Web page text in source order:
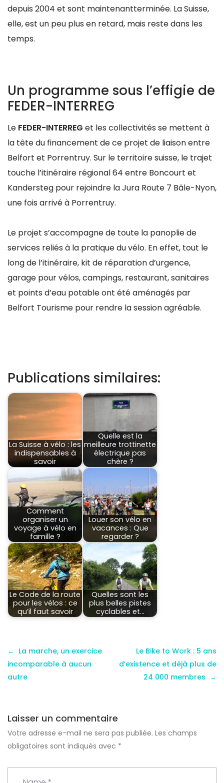
depuis 2004 et sont maintenantterminée. La Suisse,
elle, est un peu plus en retard, mais reste dans les
temps.
Un programme sous l’effigie de
FEDER-INTERREG
Le FEDER-INTERREG et les collectivités se mettent à
la tête du financement de ce projet de liaison entre
Belfort et Porrentruy. Sur le territoire suisse, le trajet
touche l’itinéraire régional 64 entre Boncourt et
Kandersteg pour rejoindre la Jura Route 7 Bâle-Nyon,
une fois arrivé à Porrentruy.
Le projet s’accompagne de toute la panoplie de
services reliés à la pratique du vélo. En effet, tout le
long de l’itinéraire, kit de réparation d’urgence,
garage pour vélos, campings, restaurant, sanitaires
et points d’eau potable ont été aménagés par
Belfort Tourisme pour rendre la session agréable.
Publications similaires:
La Suisse à vélo : les
indispensables à
savoir
Quelle est la
meilleure trottinette
électrique pas
chère ?
Comment
organiser un
voyage à vélo en
famille ?
Louer son vélo en
vacances : Que
regarder ?
Le Code de la route
pour les vélos : ce
qu’il faut savoir
Quelles sont les
plus belles pistes
cyclables et…
La marche, un exercice
incomparable à aucun
autre
Le Bike to Work : 5 ans
d’existence et déjà plus de
24 000 membres
Laisser un commentaire
Votre adresse e-mail ne sera pas publiée. Les champs
obligatoires sont indiqués avec *